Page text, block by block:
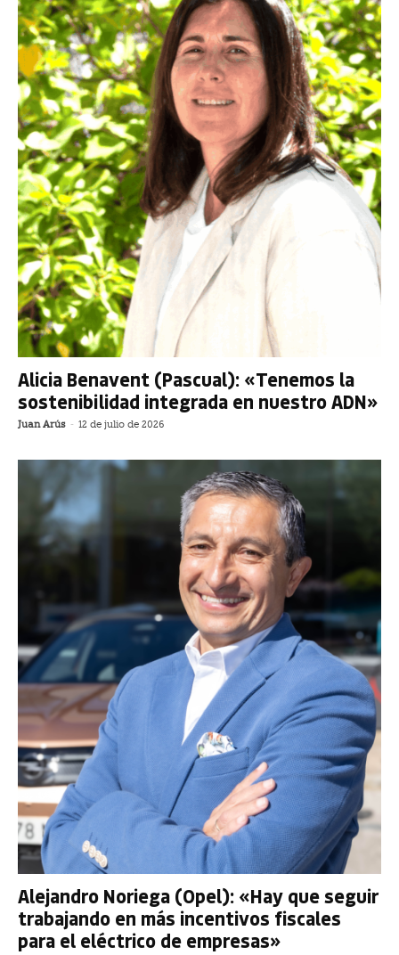
Alicia Benavent (Pascual): «Tenemos la
sostenibilidad integrada en nuestro ADN»
Juan Arús - 12 de julio de 2026
Alejandro Noriega (Opel): «Hay que seguir
trabajando en más incentivos fiscales
para el eléctrico de empresas»